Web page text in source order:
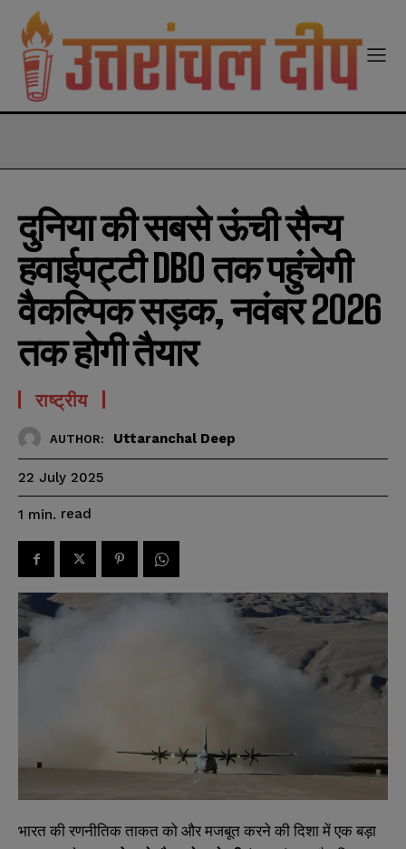
दुनिया की सबसे ऊंची सैन्य
हवाईपट्टी DBO तक पहुंचेगी
वैकल्पिक सड़क, नवंबर 2026
तक होगी तैयार
राष्ट्रीय
AUTHOR: Uttaranchal Deep
22 July 2025
1 min. read
भारत की रणनीतिक ताकत को और मजबूत करने की दिशा में एक बड़ा